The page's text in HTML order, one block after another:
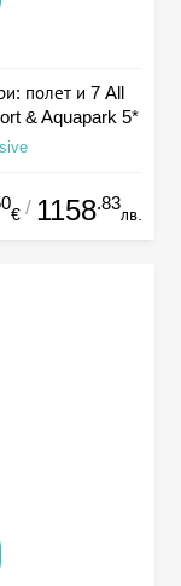
полет и 7 All
& Aquapark 5*
€ / 1158.83
лв.